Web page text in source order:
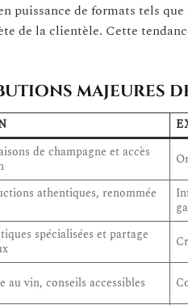
puissance de formats tels que
de la clientèle. Cette
majeures
de champagne et accès
athentiques, renommée
spécialisées et partage
vin, conseils accessibles